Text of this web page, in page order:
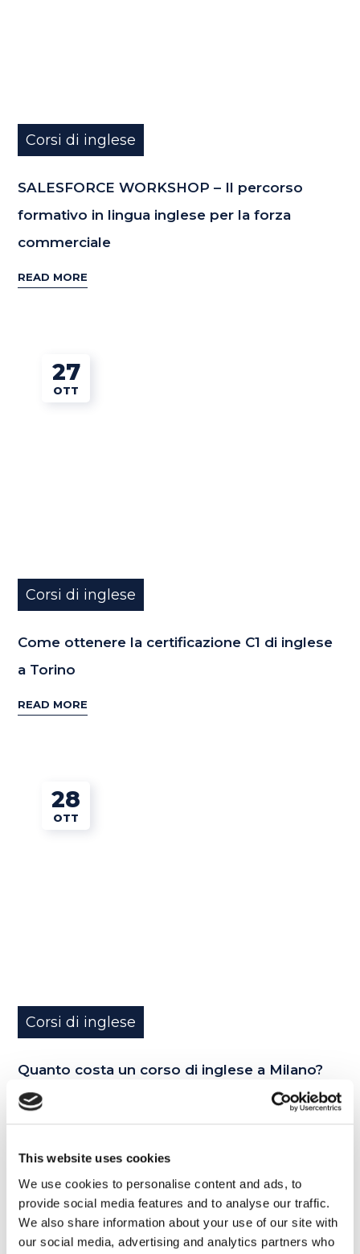
This website uses cookies
We use cookies to personalise content and ads, to
provide social media features and to analyse our traffic.
We also share information about your use of our site with
our social media, advertising and analytics partners who
Corsi di inglese
SALESFORCE WORKSHOP – Il percorso
formativo in lingua inglese per la forza
commerciale
READ MORE
27
OTT
Corsi di inglese
Come ottenere la certificazione C1 di inglese
a Torino
READ MORE
28
OTT
Corsi di inglese
Quanto costa un corso di inglese a Milano?
READ MORE
Articoli recenti